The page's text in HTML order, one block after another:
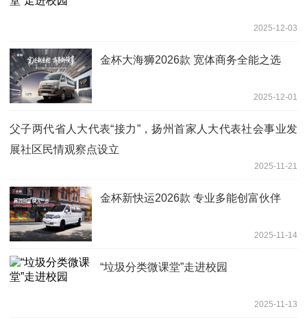
2025-12-03
金杯大海狮2026款 宽体商务全能之选
2025-12-01
父子两代省人大代表“接力”，扬州首家人大代表社会事业发
展社区民情观察点设立
2025-11-21
金杯新快运2026款 专业多能创富伙伴
2025-11-14
“垃圾分类微课堂”走进校园
2025-11-13